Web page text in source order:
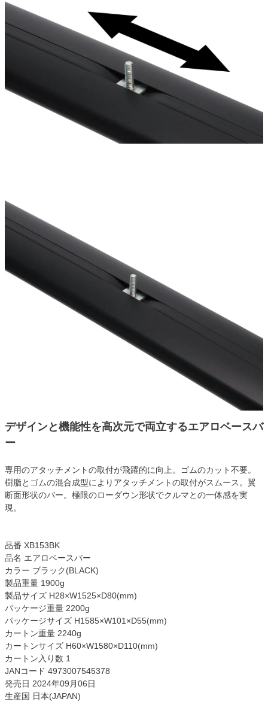
デザインと機能性を高次元で両立するエアロベースバ
ー
専用のアタッチメントの取付が飛躍的に向上。ゴムのカット不要。
樹脂とゴムの混合成型によりアタッチメントの取付がスムース。翼
断面形状のバー。極限のローダウン形状でクルマとの一体感を実
現。
品番 XB153BK
品名 エアロベースバー
カラー ブラック(BLACK)
製品重量 1900g
製品サイズ H28×W1525×D80(mm)
パッケージ重量 2200g
パッケージサイズ H1585×W101×D55(mm)
カートン重量 2240g
カートンサイズ H60×W1580×D110(mm)
カートン入り数 1
JANコード 4973007545378
発売日 2024年09月06日
生産国 日本(JAPAN)